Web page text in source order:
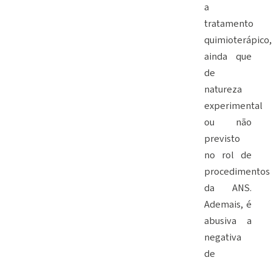
a
tratamento
quimioterápico,
ainda que
de
natureza
experimental
ou não
previsto
no rol de
procedimentos
da ANS.
Ademais, é
abusiva a
negativa
de